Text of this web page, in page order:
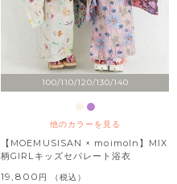
100/110/120/130/140
他のカラーを見る
【MOEMUSISAN × moimoln】MIX
柄GIRLキッズセパレート浴衣
19,800 税込